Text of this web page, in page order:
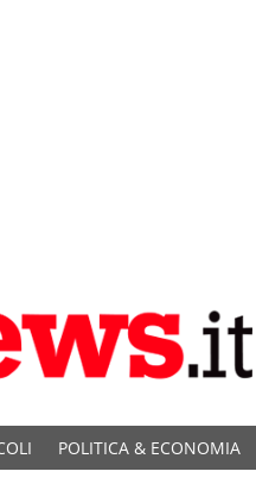
POLITICA & ECONOMIA